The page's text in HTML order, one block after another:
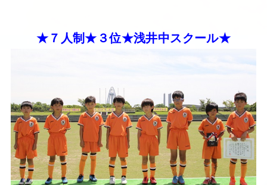
★７人制★３位★浅井中スクール★